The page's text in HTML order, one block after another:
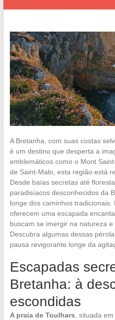
A Bretanha, com suas costas
é um destino que desperta a
emblemáticos como o Mont
de Saint-Malo, esta região está
Desde baías secretas até
paradisíacos desconhecidos da
longe dos caminhos
oferecem uma escapada
buscam se imergir na natureza
Descubra algumas dessas
pausa revigorante longe da
Escapadas
Bretanha: à
escondidas
A praia de Toulhars , situada